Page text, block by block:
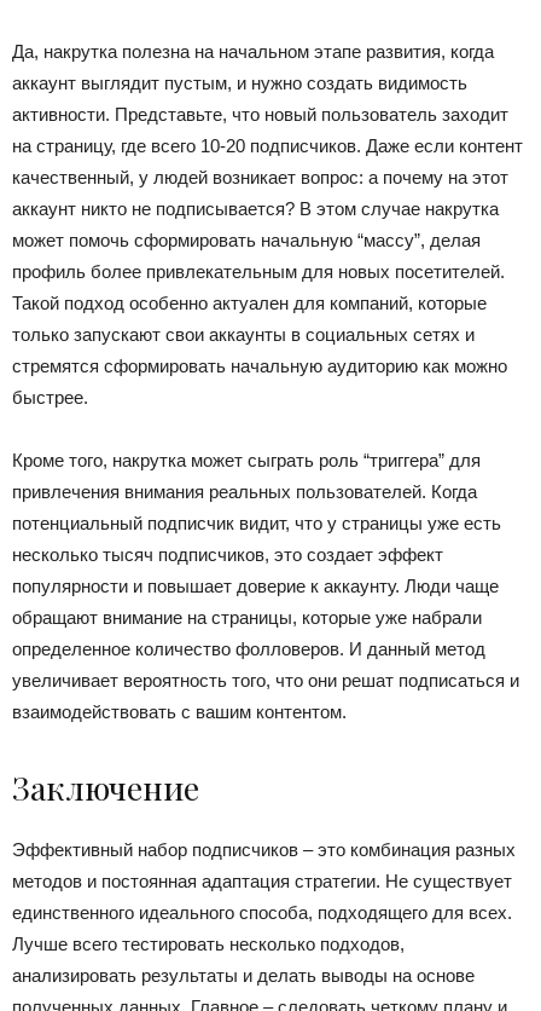
Да, накрутка полезна на начальном этапе развития, когда
аккаунт выглядит пустым, и нужно создать видимость
активности. Представьте, что новый пользователь заходит
на страницу, где всего 10-20 подписчиков. Даже если контент
качественный, у людей возникает вопрос: а почему на этот
аккаунт никто не подписывается? В этом случае накрутка
может помочь сформировать начальную “массу”, делая
профиль более привлекательным для новых посетителей.
Такой подход особенно актуален для компаний, которые
только запускают свои аккаунты в социальных сетях и
стремятся сформировать начальную аудиторию как можно
быстрее.
Кроме того, накрутка может сыграть роль “триггера” для
привлечения внимания реальных пользователей. Когда
потенциальный подписчик видит, что у страницы уже есть
несколько тысяч подписчиков, это создает эффект
популярности и повышает доверие к аккаунту. Люди чаще
обращают внимание на страницы, которые уже набрали
определенное количество фолловеров. И данный метод
увеличивает вероятность того, что они решат подписаться и
взаимодействовать с вашим контентом.
Заключение
Эффективный набор подписчиков – это комбинация разных
методов и постоянная адаптация стратегии. Не существует
единственного идеального способа, подходящего для всех.
Лучше всего тестировать несколько подходов,
анализировать результаты и делать выводы на основе
полученных данных. Главное – следовать четкому плану и